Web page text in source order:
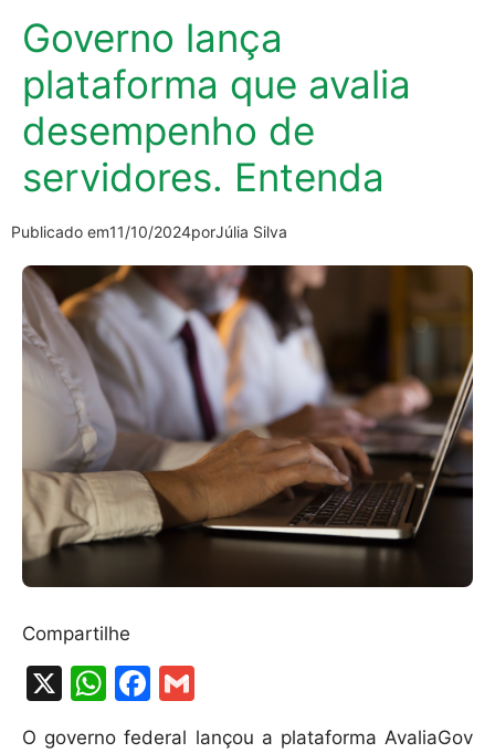
Governo lança
plataforma que avalia
desempenho de
servidores. Entenda
Publicado em11/10/2024porJúlia Silva
Compartilhe
X
W
h
F
a
m
O governo federal lançou a plataforma AvaliaGov